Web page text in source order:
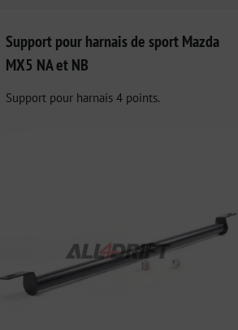
Support pour harnais de sport Mazda
MX5 NA et NB
Support pour harnais 4 points.